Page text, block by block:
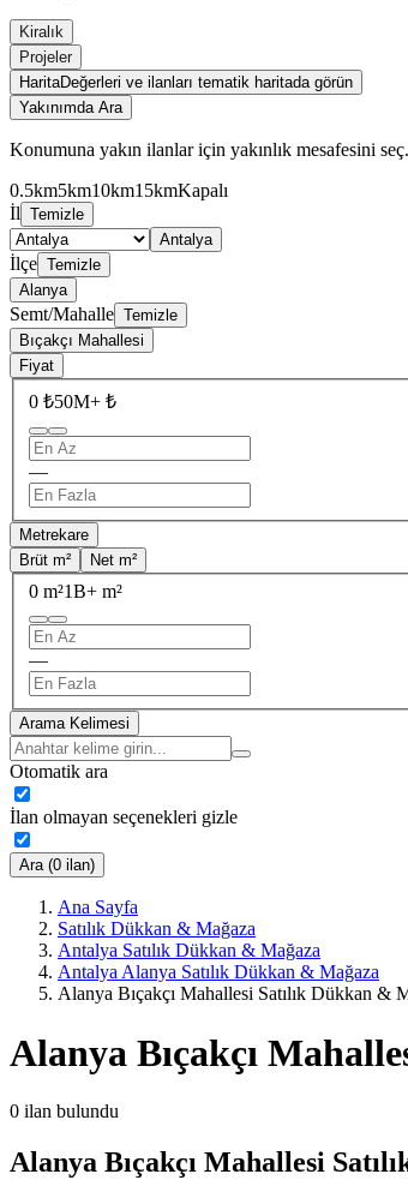
Kiralık
Projeler
HaritaDeğerleri ve ilanları tematik haritada görün
Yakınımda Ara
Konumuna yakın ilanlar için yakınlık mesafesini seç.
0.5km5km10km15kmKapalı
İl Temizle
Antalya
İlçe Temizle
Alanya
Semt/Mahalle Temizle
Bıçakçı Mahallesi
Fiyat
0 ₺50M+ ₺
—
Metrekare
Brüt m²
Net m²
0 m²1B+ m²
—
Arama Kelimesi
Otomatik ara
İlan olmayan seçenekleri gizle
Ara (0 ilan)
Ana Sayfa
Satılık Dükkan & Mağaza
Antalya Satılık Dükkan & Mağaza
Antalya Alanya Satılık Dükkan & Mağaza
Alanya Bıçakçı Mahallesi Satılık Dükkan &
Alanya Bıçakçı
0 ilan bulundu
Alanya Bıçakçı Mahallesi